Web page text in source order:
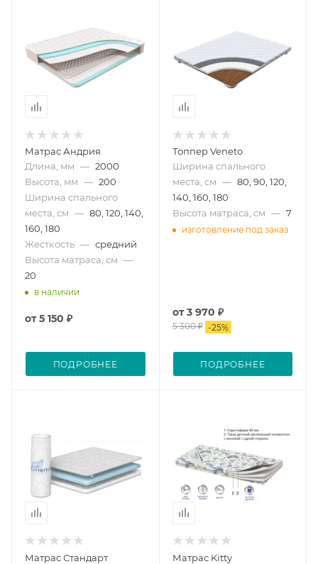
Матрас Андрия
Длина, мм — 2000
Высота, мм — 200
Ширина спального
места, см — 80, 120, 140,
160, 180
Жесткость — средний
Высота матраса, см —
20
в наличии
от5 150 ₽
ПОДРОБНЕЕ
Топпер Veneto
Ширина спального
места, см — 80, 90, 120,
140, 160, 180
Высота матраса, см — 7
изготовление под заказ
от3 970 ₽
5 300 ₽ -25%
ПОДРОБНЕЕ
Матрас Стандарт
Матрас Kitty